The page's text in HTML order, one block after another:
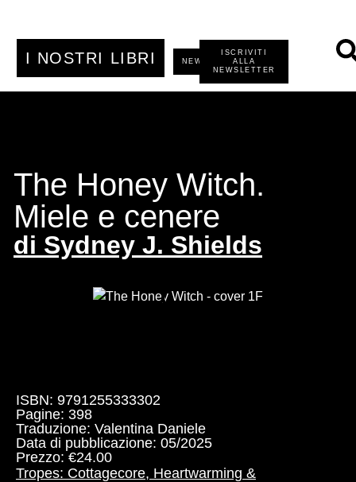
I NOSTRI LIBRI NEWS
ISCRIVITI
ALLA
NEWSLETTER
The Honey Witch.
Miele e cenere
di Sydney J. Shields
ISBN: 9791255333302
Pagine: 398
Traduzione: Valentina Daniele
Data di pubblicazione: 05/2025
Prezzo: €24.00
Tropes: Cottagecore, Heartwarming &